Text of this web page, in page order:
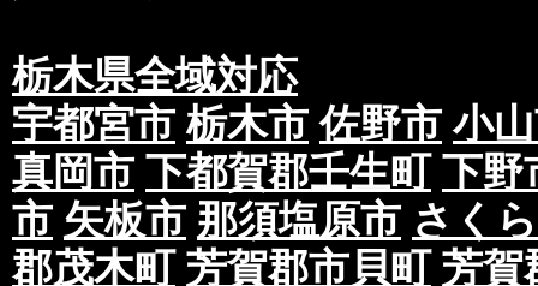
栃木県全域対応
宇都宮市 栃木市 佐野市 小
真岡市 下都賀郡壬生町 下野
市 矢板市 那須塩原市 さく
郡茂木町 芳賀郡市貝町 芳賀